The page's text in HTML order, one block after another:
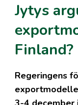
Jytys
Finland?
Regeringens